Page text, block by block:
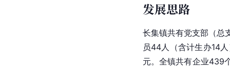
发展思路
长集镇共有党支部（总
员44人（含计生办14
元。全镇共有企业439